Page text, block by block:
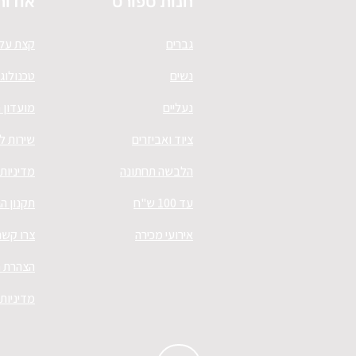
גברים
נשים
נעליים
ציוד ואביזרים
הלבשה תחתונה
עד 100 ש"ח
אירועי מכירה
קצת
שירות
תקנון
צרו
הצהרת